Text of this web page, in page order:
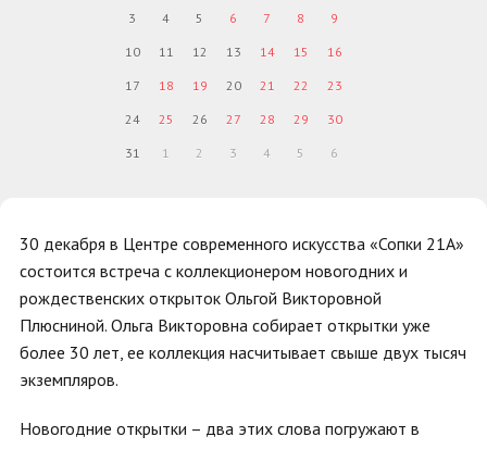
30 декабря в Центре современного искусства «Сопки 21А»
состоится встреча с коллекционером новогодних и
рождественских открыток Ольгой Викторовной
Плюсниной. Ольга Викторовна собирает открытки уже
более 30 лет, ее коллекция насчитывает свыше двух тысяч
экземпляров.
Новогодние открытки – два этих слова погружают в
3 4 5 6 7 8 9
10 11 12 13 14 15 16
17 18 19 20 21 22 23
24 25 26 27 28 29 30
31 1 2 3 4 5 6